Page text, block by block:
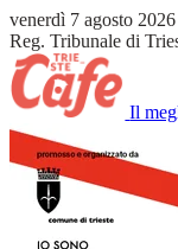
venerdì 7 agosto 2026
Reg. Tribunale di
Il